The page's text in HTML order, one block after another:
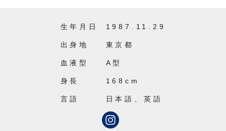
生年月日 1987.11.29
出身地 東京都
血液型 A型
身長 168cm
言語 日本語、英語